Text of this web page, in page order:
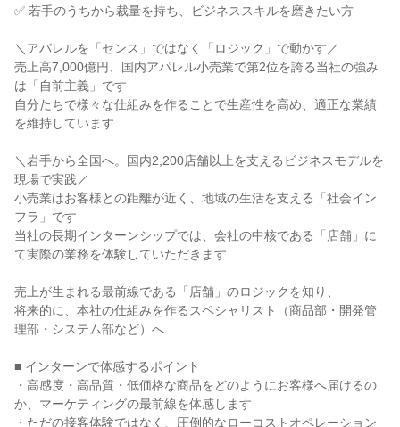
✅ 若手のうちから裁量を持ち、ビジネススキルを磨きたい方
＼アパレルを「センス」ではなく「ロジック」で動かす／
売上高7,000億円、国内アパレル小売業で第2位を誇る当社の強み
は「自前主義」です
自分たちで様々な仕組みを作ることで生産性を高め、適正な業績
を維持しています
＼岩手から全国へ。国内2,200店舗以上を支えるビジネスモデルを
現場で実践／
小売業はお客様との距離が近く、地域の生活を支える「社会イン
フラ」です
当社の長期インターンシップでは、会社の中核である「店舗」に
て実際の業務を体験していただきます
売上が生まれる最前線である「店舗」のロジックを知り、
将来的に、本社の仕組みを作るスペシャリスト（商品部・開発管
理部・システム部など）へ
■ インターンで体感するポイント
・高感度・高品質・低価格な商品をどのようにお客様へ届けるの
か、マーケティングの最前線を体感します
・ただの接客体験ではなく、圧倒的なローコストオペレーション